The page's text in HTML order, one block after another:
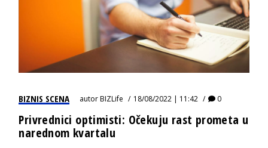
BIZNIS SCENA autorBIZLife 18/08/2022 | 11:42 0
Privrednici optimisti: Očekuju rast prometa u
narednom kvartalu